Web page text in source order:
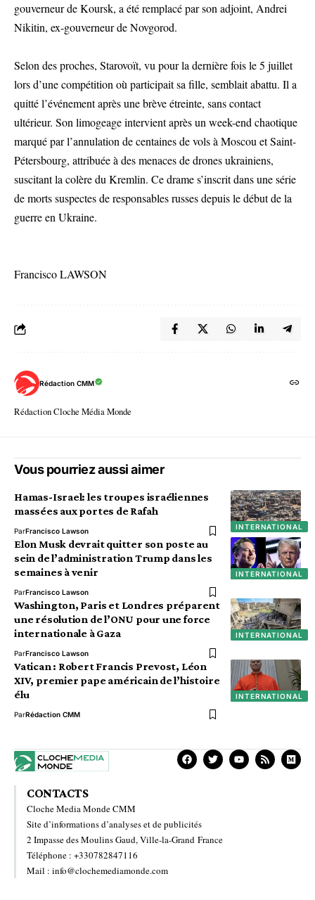
gouverneur de Koursk, a été remplacé par son adjoint, Andrei
Nikitin, ex-gouverneur de Novgorod.
Selon des proches, Starovoït, vu pour la dernière fois le 5 juillet
lors d’une compétition où participait sa fille, semblait abattu. Il a
quitté l’événement après une brève étreinte, sans contact
ultérieur. Son limogeage intervient après un week-end chaotique
marqué par l’annulation de centaines de vols à Moscou et Saint-
Pétersbourg, attribuée à des menaces de drones ukrainiens,
suscitant la colère du Kremlin. Ce drame s’inscrit dans une série
de morts suspectes de responsables russes depuis le début de la
guerre en Ukraine.
Francisco LAWSON
Rédaction CMM
Rédaction Cloche Média Monde
Vous pourriez aussi aimer
INTERNATIONAL
Hamas-Israel: les troupes israéliennes
massées aux portes de Rafah
ParFrancisco Lawson
INTERNATIONAL
Elon Musk devrait quitter son poste au
sein de l’administration Trump dans les
semaines à venir
ParFrancisco Lawson
INTERNATIONAL
Washington, Paris et Londres préparent
une résolution de l’ONU pour une force
internationale à Gaza
ParFrancisco Lawson
INTERNATIONAL
Vatican : Robert Francis Prevost, Léon
XIV, premier pape américain de l’histoire
élu
ParRédaction CMM
CONTACTS
Cloche Media Monde CMM
Site d’informations d’analyses et de publicités
2 Impasse des Moulins Gaud, Ville-la-Grand France
Téléphone : +330782847116
Mail : info@clochemediamonde.com